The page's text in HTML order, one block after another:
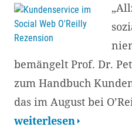
bemängelt Prof. Dr.
zum Handbuch
das im August bei
Kundenservice
weiterlesen